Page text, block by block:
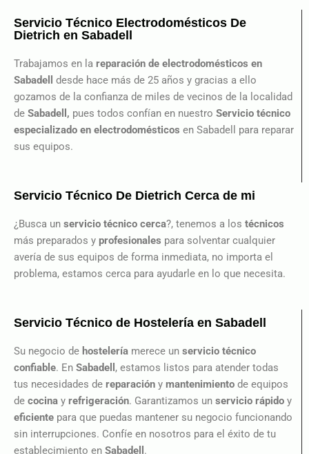
Servicio Técnico Electrodomésticos De
Dietrich en Sabadell
Trabajamos en la reparación de electrodomésticos en
Sabadell
desde hace más de 25 años y gracias a ello
gozamos de la confianza de miles de vecinos de la localidad
de Sabadell, pues todos confían en nuestro Servicio técnico
especializado en electrodomésticos en Sabadell para reparar
sus equipos.
Servicio Técnico De Dietrich Cerca de mi
¿Busca un servicio técnico cerca?, tenemos a los técnicos
más preparados y profesionales para solventar cualquier
avería de sus equipos de forma inmediata, no importa el
problema, estamos cerca para ayudarle en lo que necesita.
Servicio Técnico de Hostelería en Sabadell
Su negocio de hostelería merece un servicio técnico
confiable. En Sabadell , estamos listos para atender todas
tus necesidades de reparación y mantenimiento de equipos
de cocina y refrigeración. Garantizamos un servicio rápido y
eficiente para que puedas mantener su negocio funcionando
sin interrupciones. Confíe en nosotros para el éxito de tu
establecimiento en Sabadell .